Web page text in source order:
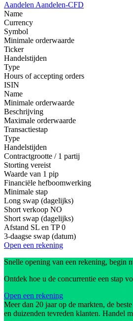
Aandelen Aandelen-CFD
Name
Currency
Symbol
Minimale orderwaarde
Ticker
Handelstijden
Type
Hours of accepting orders
ISIN
Name
Minimale orderwaarde
Beschrijving
Maximale orderwaarde
Transactiestap
Type
Handelstijden
Contractgrootte / 1 partij
Storting vereist
Waarde van 1 pip
Financiële hefboomwerking
Minimale stap
Long swap (dagelijks)
Short verkoop NO
Short swap (dagelijks)
Afstand SL en TP 0
3-daagse swap (datum)
Open een rekening
Snelle opening van een rekening, begin
Ontdek hoe u de concurrentie een stap
Open een rekening
Meer dan 20 jaar op de markten, de
en duizenden tevreden klanten. Handel